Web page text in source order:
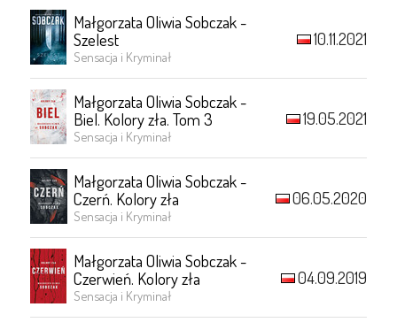
Małgorzata Oliwia Sobczak -
Szelest
Sensacja i Kryminał
10.11.2021
Małgorzata Oliwia Sobczak -
Biel. Kolory zła. Tom 3
Sensacja i Kryminał
19.05.2021
Małgorzata Oliwia Sobczak -
Czerń. Kolory zła
Sensacja i Kryminał
06.05.2020
Małgorzata Oliwia Sobczak -
Czerwień. Kolory zła
Sensacja i Kryminał
04.09.2019